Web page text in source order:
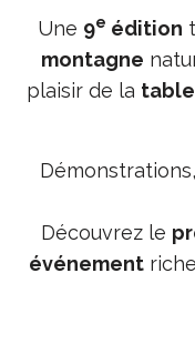
Une 9e édition
montagne
plaisir de la table
Découvrez le
événement